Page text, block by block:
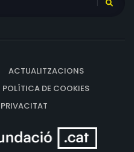
ACTUALITZACIONS
POLÍTICA DE COOKIES